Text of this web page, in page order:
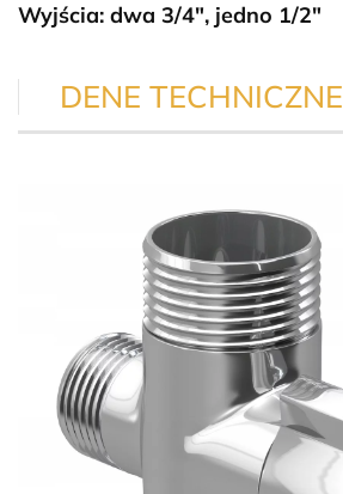
Wyjścia: dwa 3/4″, jedno 1/2″
DENE TECHNICZNE